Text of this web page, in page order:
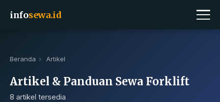
infosewa.id
Beranda › Artikel
Artikel & Panduan Sewa Forklift
8 artikel tersedia